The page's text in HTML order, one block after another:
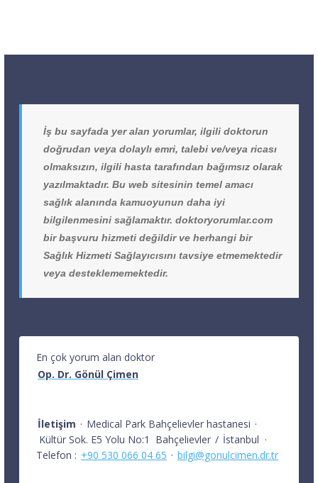
İş bu sayfada yer alan yorumlar, ilgili doktorun
doğrudan veya dolaylı emri, talebi ve/veya ricası
olmaksızın, ilgili hasta tarafından bağımsız olarak
yazılmaktadır. Bu web sitesinin temel amacı
sağlık alanında kamuoyunun daha iyi
bilgilenmesini sağlamaktır. doktoryorumlar.com
bir başvuru hizmeti değildir ve herhangi bir
Sağlık Hizmeti Sağlayıcısını tavsiye etmemektedir
veya desteklememektedir.
En çok yorum alan doktor
Op. Dr. Gönül Çimen
İletişim · Medical Park Bahçelievler hastanesi ·
Kültür Sok. E5 Yolu No:1
Bahçelievler / İstanbul ·
Telefon : +90 530 066 04 65 · bilgi@gonulcimen.dr.tr